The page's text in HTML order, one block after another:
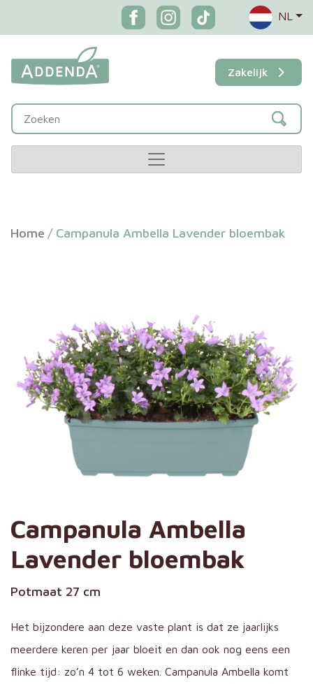
NL
Zakelijk
Home / Campanula Ambella Lavender bloembak
Campanula Ambella
Lavender bloembak
Potmaat 27 cm
Het bijzondere aan deze vaste plant is dat ze jaarlijks
meerdere keren per jaar bloeit en dan ook nog eens een
flinke tijd: zo’n 4 tot 6 weken. Campanula Ambella komt